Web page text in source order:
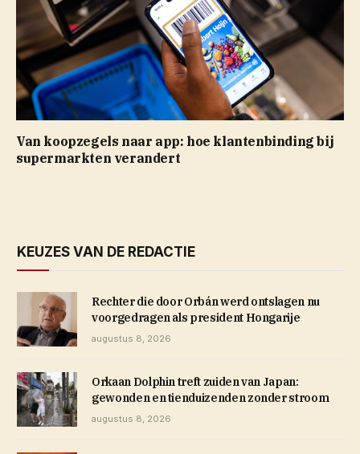
Van koopzegels naar app: hoe klantenbinding bij
supermarkten verandert
KEUZES VAN DE REDACTIE
Rechter die door Orbán werd ontslagen nu
voorgedragen als president Hongarije
augustus 8, 2026
Orkaan Dolphin treft zuiden van Japan:
gewonden en tienduizenden zonder stroom
augustus 8, 2026